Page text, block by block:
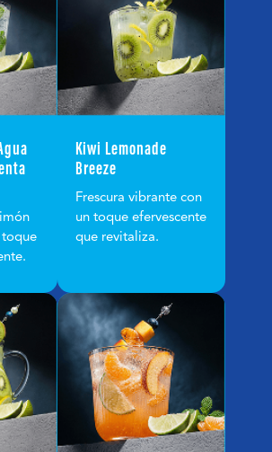
toque
Kiwi Lemonade
Breeze
Frescura vibrante con
un toque efervescente
que revitaliza.